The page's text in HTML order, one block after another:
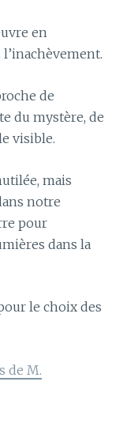
en
de
du mystère, de
visible.
mais
notre
pour
dans la
le choix des
de M.